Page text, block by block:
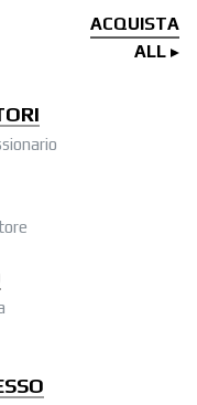
ACQUISTA
ALL